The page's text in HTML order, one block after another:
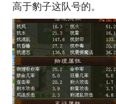
高于豹子这队号的。